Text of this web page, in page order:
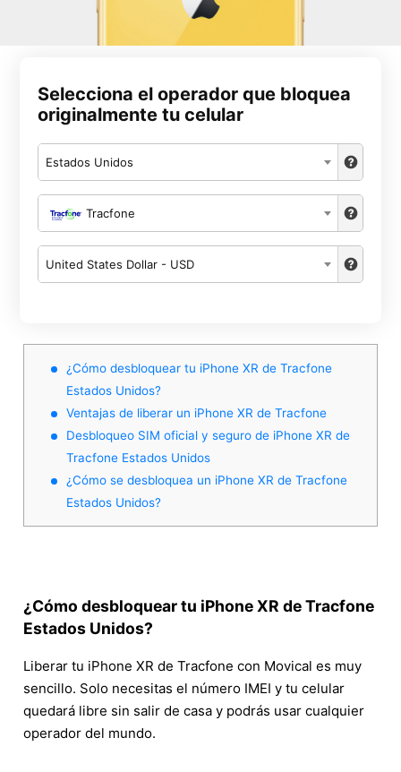
Selecciona el operador que bloquea
originalmente tu celular
Estados Unidos
Tracfone
United States Dollar - USD
¿Cómo desbloquear tu iPhone XR de Tracfone
Estados Unidos?
Ventajas de liberar un iPhone XR de Tracfone
Desbloqueo SIM oficial y seguro de iPhone XR de
Tracfone Estados Unidos
¿Cómo se desbloquea un iPhone XR de Tracfone
Estados Unidos?
¿Cómo desbloquear tu iPhone XR de Tracfone
Estados Unidos?
Liberar tu iPhone XR de Tracfone con Movical es muy
sencillo. Solo necesitas el número IMEI y tu celular
quedará libre sin salir de casa y podrás usar cualquier
operador del mundo.